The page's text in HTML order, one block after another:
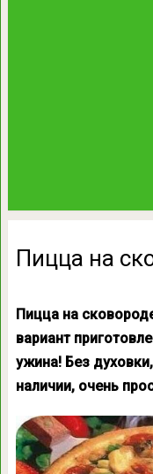
Пицца на
Пицца на
вариант
ужина! Без
наличии, очень